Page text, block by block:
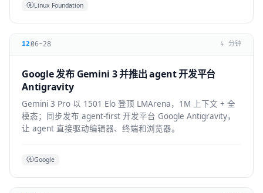
Linux Foundation
12 06-28 4 分钟
Google 发布 Gemini 3 并推出 agent 开发平台
Antigravity
Gemini 3 Pro 以 1501 Elo 登顶 LMArena，1M 上下文 + 全
模态；同步发布 agent-first 开发平台 Google Antigravity，
让 agent 直接驱动编辑器、终端和浏览器。
Google